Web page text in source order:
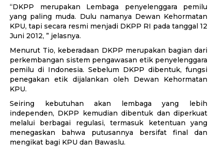
“DKPP merupakan Lembaga penyelenggara pemilu
yang paling muda. Dulu namanya Dewan Kehormatan
KPU, tapi secara resmi menjadi DKPP RI pada tanggal 12
Juni 2012, ” jelasnya.
Menurut Tio, keberadaan DKPP merupakan bagian dari
perkembangan sistem pengawasan etik penyelenggara
pemilu di Indonesia. Sebelum DKPP dibentuk, fungsi
penegakan etik dijalankan oleh Dewan Kehormatan
KPU.
Seiring kebutuhan akan lembaga yang lebih
independen, DKPP kemudian dibentuk dan diperkuat
melalui berbagai regulasi, termasuk ketentuan yang
menegaskan bahwa putusannya bersifat final dan
mengikat bagi KPU dan Bawaslu.